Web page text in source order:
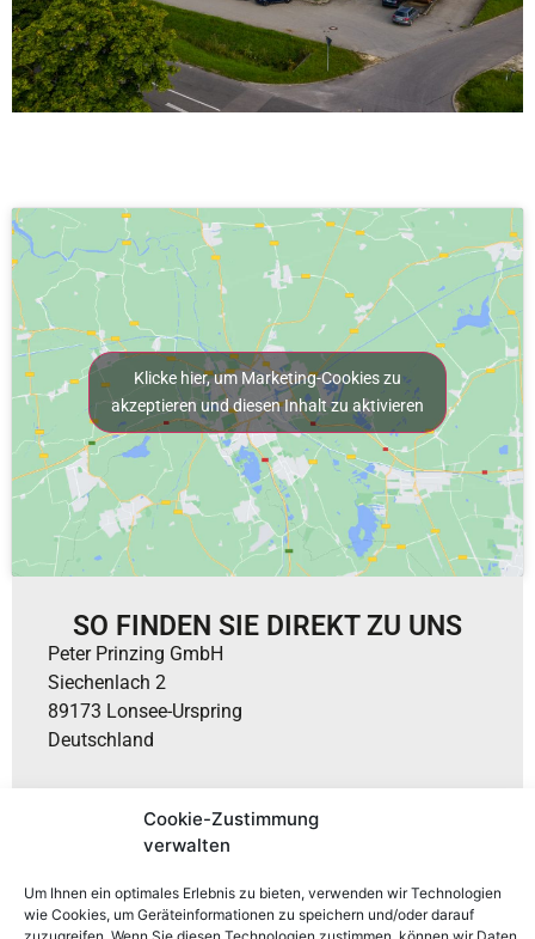
Cookie-Zustimmung
verwalten
Um Ihnen ein optimales Erlebnis zu bieten, verwenden wir Technologien
wie Cookies, um Geräteinformationen zu speichern und/oder darauf
Klicke hier, um Marketing-Cookies zu
akzeptieren und diesen Inhalt zu aktivieren
SO FINDEN SIE DIREKT ZU UNS
Peter Prinzing GmbH
Siechenlach 2
89173 Lonsee-Urspring
Deutschland